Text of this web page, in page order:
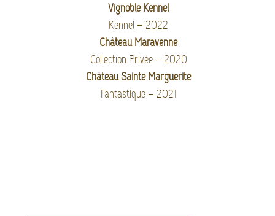
Vignoble Kennel
Kennel – 2022
Château Maravenne
Collection Privée – 2020
Château Sainte Marguerite
Fantastique – 2021